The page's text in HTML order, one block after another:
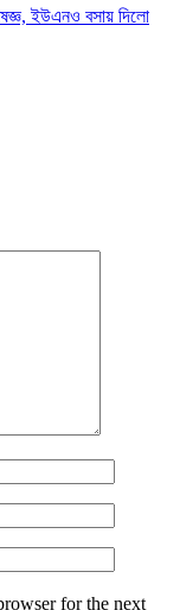
ইউএনও বসায় দিলো
for the next